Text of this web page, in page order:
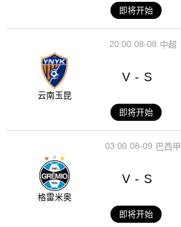
即将开始
08-08
20:00 中超
云南玉昆
V - S
即将开始
08-09
03:00 巴西甲
格雷米奥
V - S
即将开始